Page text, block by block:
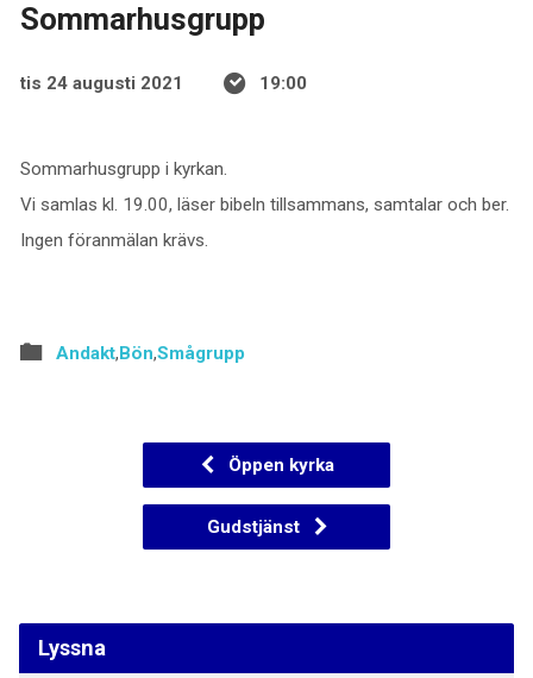
Sommarhusgrupp
tis 24 augusti 2021 19:00
Sommarhusgrupp i kyrkan.
Vi samlas kl. 19.00, läser bibeln tillsammans, samtalar och ber.
Ingen föranmälan krävs.
Andakt,Bön,Smågrupp
Öppen kyrka
Gudstjänst
Lyssna